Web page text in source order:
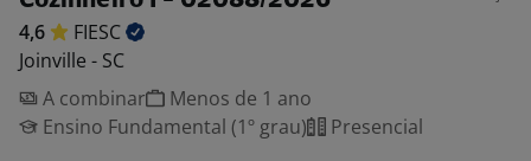
4,6
FIESC
Joinville - SC
A combinar
Menos de 1 ano
Ensino Fundamental (1º grau)
Presencial